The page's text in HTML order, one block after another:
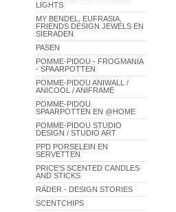
LIGHTS
MY BENDEL, EUFRASIA,
FRIENDS DESIGN JEWELS EN
SIERADEN
PASEN
POMME-PIDOU - FROGMANIA
- SPAARPOTTEN
POMME-PIDOU ANIWALL /
ANICOOL / ANIFRAME
POMME-PIDOU
SPAARPOTTEN EN @HOME
POMME-PIDOU STUDIO
DESIGN / STUDIO ART
PPD PORSELEIN EN
SERVETTEN
PRICE'S SCENTED CANDLES
AND STICKS
RÄDER - DESIGN STORIES
SCENTCHIPS